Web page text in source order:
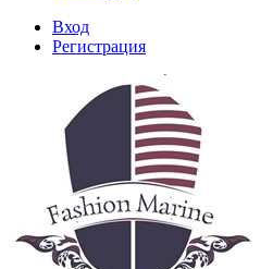
Вход
Регистрация